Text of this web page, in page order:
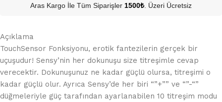
Aras Kargo İle Tüm Siparişler 1500₺ . Üzeri Ücretsiz
Açıklama
TouchSensor Fonksiyonu, erotik fantezilerin gerçek bir
uçuşudur! Sensy’nin her dokunuşu size titreşimle cevap
verecektir. Dokunuşunuz ne kadar güçlü olursa, titreşimi o
kadar güçlü olur. Ayrıca Sensy’de her biri “”+”” ve “”-“”
düğmeleriyle güç tarafından ayarlanabilen 10 titreşim modu